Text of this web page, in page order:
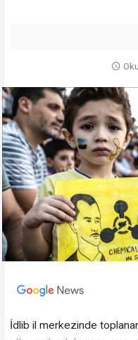
İdlib il merkezinde